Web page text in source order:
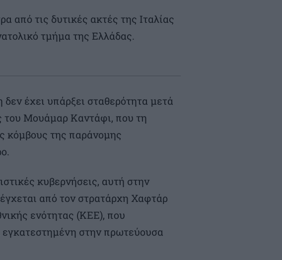
από τις δυτικές ακτές της Ιταλίας
τμήμα της Ελλάδας.
έχει υπάρξει σταθερότητα μετά
του Μουάμαρ Καντάφι, που τη
κόμβους της παράνομης
κυβερνήσεις, αυτή στην
από τον στρατάρχη Χαφτάρ
ενότητας (ΚΕΕ), που
εγκατεστημένη στην πρωτεύουσα